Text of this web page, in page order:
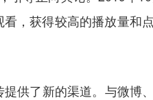
，获得较高的播放量和
供了新的渠道。与微博